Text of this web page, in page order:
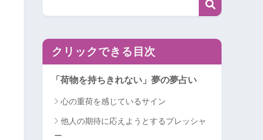
クリックできる目次
「荷物を持ちきれない」夢の夢占い
心の重荷を感じているサイン
他人の期待に応えようとするプレッシャ
ー